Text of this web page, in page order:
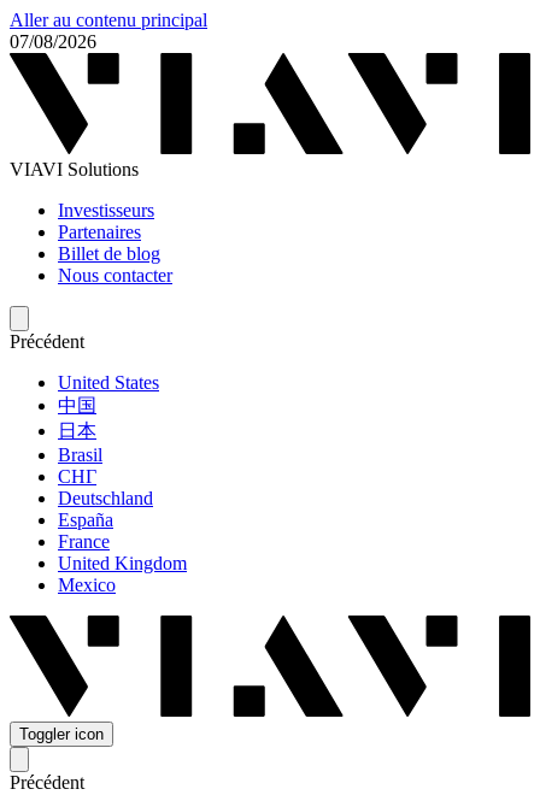
Aller au contenu principal
07/08/2026
VIAVI Solutions
Investisseurs
Partenaires
Billet de blog
Nous contacter
Précédent
United States
中国
日本
Brasil
СНГ
Deutschland
España
France
United Kingdom
Mexico
Toggler icon
Précédent